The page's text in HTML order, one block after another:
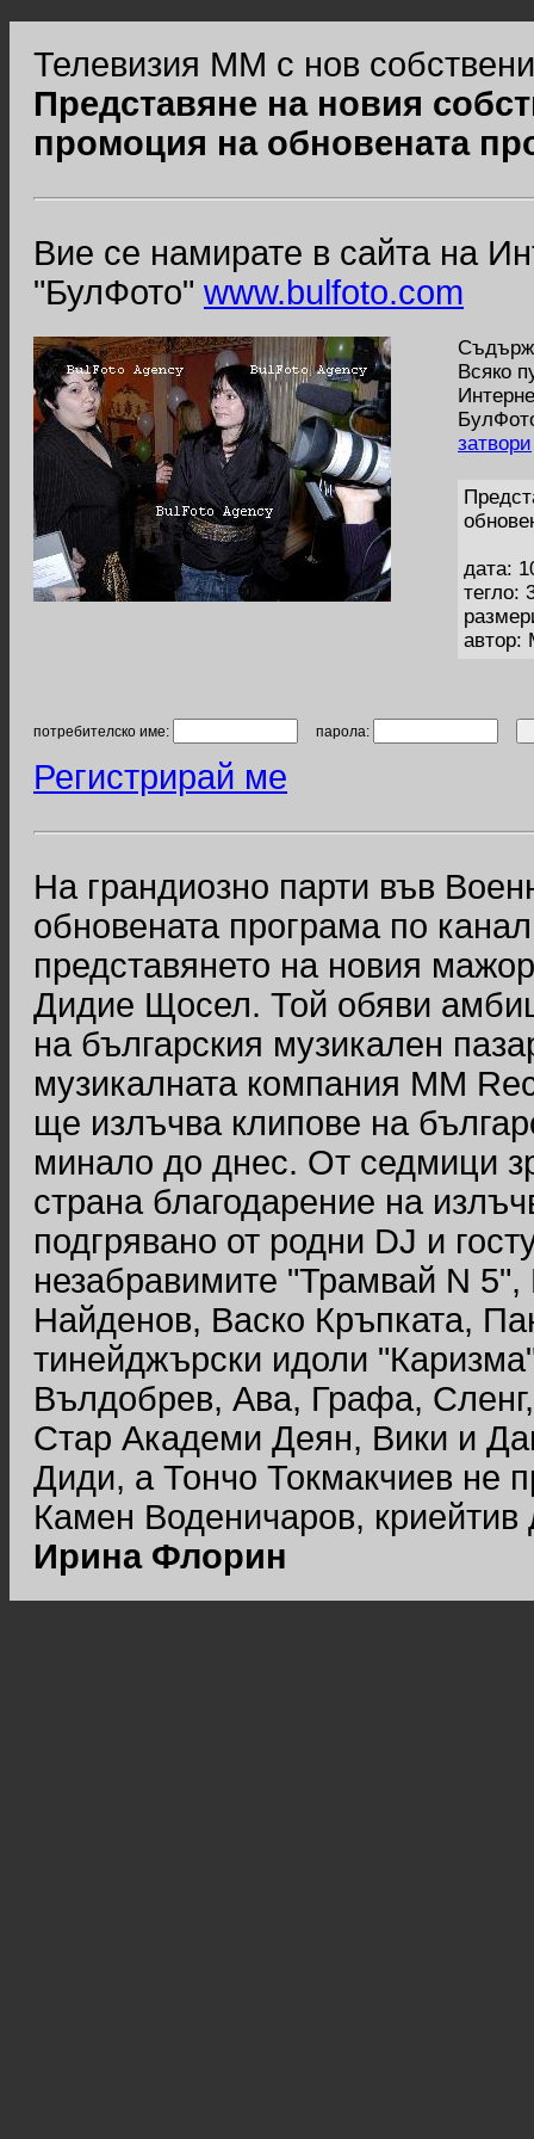
Телевизия ММ с нов
Представяне на новия
промоция на обновената
Вие се намирате в сайта на
"БулФото" www.bulfoto.com
Всяко
затвори
дата:
тегло:
автор:
потребителско име: парола:
Регистрирай ме
На грандиозно парти във
обновената програма по
представянето на новия
Дидие Щосел. Той обяви
на българския музикален
музикалната компания ММ
ще излъчва клипове на
минало до днес. От седмици
страна благодарение на
подгрявано от родни DJ и
незабравимите "Трамвай N
Найденов, Васко Кръпката,
тинейджърски идоли
Вълдобрев, Ава, Графа,
Стар Академи Деян, Вики и
Диди, а Тончо Токмакчиев не
Камен Воденичаров,
Ирина Флорин